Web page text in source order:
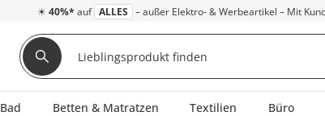
☀ 40%* auf ALLES – außer Elektro- & Werbeartikel – Mit
Bad Betten & Matratzen Textilien Büro